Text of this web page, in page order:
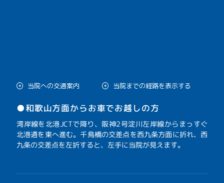
当院への交通案内 当院までの経路を表示する
●和歌山方面からお車でお越しの方
湾岸線を北港JCTで降り、阪神2号淀川左岸線からまっすぐ
北港通を東へ進む。千鳥橋の交差点を西九条方面に折れ、西
九条の交差点を左折すると、左手に当院が見えます。